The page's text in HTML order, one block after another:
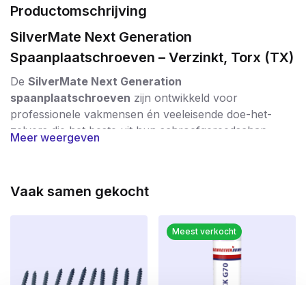
Productomschrijving
SilverMate Next Generation
Spaanplaatschroeven – Verzinkt, Torx (TX)
De SilverMate Next Generation
spaanplaatschroeven zijn ontwikkeld voor
professionele vakmensen én veeleisende doe-het-
zelvers die het beste uit hun schroefgereedschap
willen halen. Deze schroeven onderscheiden zich door
schroefdraadheeft.
Geavanceerde techniek voor maximale
korte schroeven
hebben een kleinere spoed voor een hoge
Meer weergeven
Vaak samen gekocht
Meest verkocht